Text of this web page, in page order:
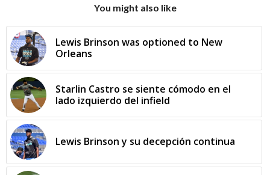
You might also like
Lewis Brinson was optioned to New
Orleans
Starlin Castro se siente cómodo en el
lado izquierdo del infield
Lewis Brinson y su decepción continua